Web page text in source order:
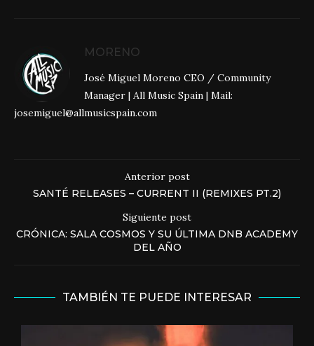
MORENO
José Miguel Moreno CEO / Community
Manager | All Music Spain | Mail:
josemiguel@allmusicspain.com
Anterior post
SANTÉ RELEASES – CURRENT II (REMIXES PT.2)
Siguiente post
CRÓNICA: SALA COSMOS Y SU ÚLTIMA DNB ACADEMY
DEL AÑO
TAMBIÉN TE PUEDE INTERESAR